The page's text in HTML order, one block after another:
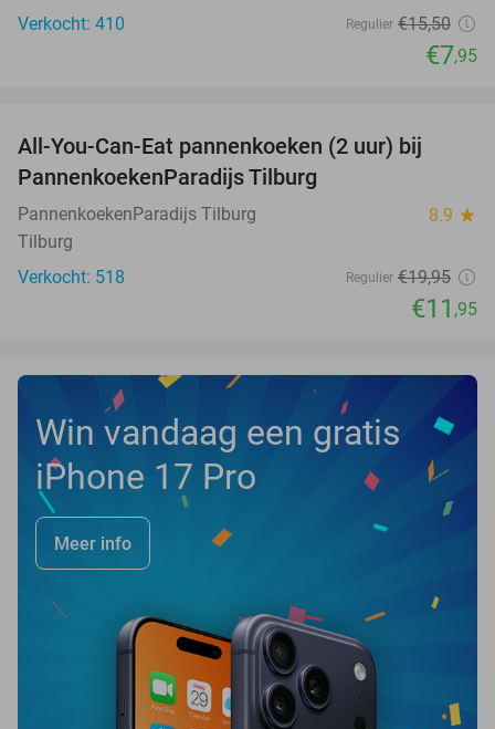
Verkocht: 410
Regulier €15,50
€7,95
All-You-Can-Eat pannenkoeken (2 uur) bij
PannenkoekenParadijs Tilburg
PannenkoekenParadijs Tilburg 8.9 star
Tilburg
Verkocht: 518
Regulier €19,95
€11 ,95
Win vandaag een gratis
iPhone 17 Pro
Meer info